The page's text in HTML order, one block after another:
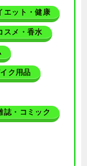
エット・健康
スメ・香水
ク用品
誌・コミック